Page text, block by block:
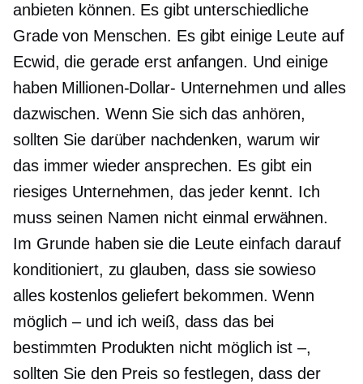
anbieten können. Es gibt unterschiedliche
Grade von Menschen. Es gibt einige Leute auf
Ecwid, die gerade erst anfangen. Und einige
haben Millionen-Dollar- Unternehmen und alles
dazwischen. Wenn Sie sich das anhören,
sollten Sie darüber nachdenken, warum wir
das immer wieder ansprechen. Es gibt ein
riesiges Unternehmen, das jeder kennt. Ich
muss seinen Namen nicht einmal erwähnen.
Im Grunde haben sie die Leute einfach darauf
konditioniert, zu glauben, dass sie sowieso
alles kostenlos geliefert bekommen. Wenn
möglich – und ich weiß, dass das bei
bestimmten Produkten nicht möglich ist –,
sollten Sie den Preis so festlegen, dass der